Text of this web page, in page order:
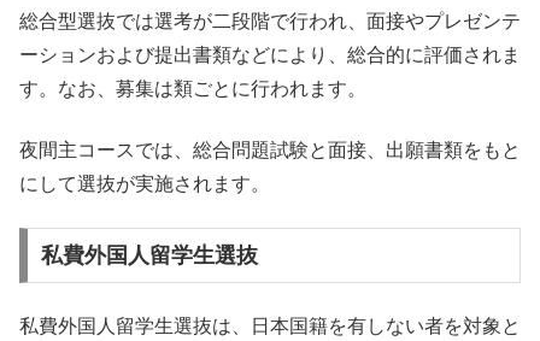
総合型選抜では選考が二段階で行われ、面接やプレゼンテ
ーションおよび提出書類などにより、総合的に評価されま
す。なお、募集は類ごとに行われます。
夜間主コースでは、総合問題試験と面接、出願書類をもと
にして選抜が実施されます。
私費外国人留学生選抜
私費外国人留学生選抜は、日本国籍を有しない者を対象と